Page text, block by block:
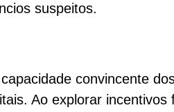
suspeitos.
convincente
Ao explorar incentivos